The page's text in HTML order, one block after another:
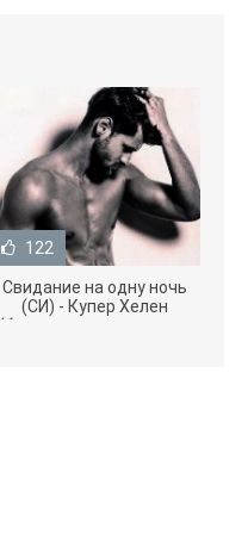
122
Свидание на одну ночь
(СИ) - Купер Хелен
(бесплатные серии книг